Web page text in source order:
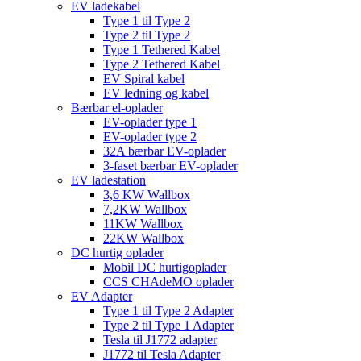
EV ladekabel
Type 1 til Type 2
Type 2 til Type 2
Type 1 Tethered Kabel
Type 2 Tethered Kabel
EV Spiral kabel
EV ledning og kabel
Bærbar el-oplader
EV-oplader type 1
EV-oplader type 2
32A bærbar EV-oplader
3-faset bærbar EV-oplader
EV ladestation
3,6 KW Wallbox
7,2KW Wallbox
11KW Wallbox
22KW Wallbox
DC hurtig oplader
Mobil DC hurtigoplader
CCS CHAdeMO oplader
EV Adapter
Type 1 til Type 2 Adapter
Type 2 til Type 1 Adapter
Tesla til J1772 adapter
J1772 til Tesla Adapter